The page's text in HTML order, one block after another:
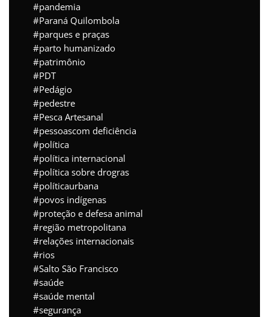
pandemia
Paraná Quilombola
parques e praças
parto humanizado
patrimônio
PDT
Pedágio
pedestre
Pesca Artesanal
pessoascom deficiência
política
política internacional
política sobre drogras
políticaurbana
povos indígenas
proteção e defesa animal
região metropolitana
relações internacionais
rios
Salto São Francisco
saúde
saúde mental
segurança